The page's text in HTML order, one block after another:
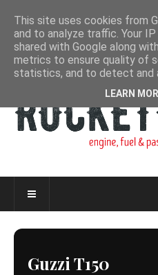
Guzzi T150
This site uses cookies from
and to analyze traffic. Your
shared with Google along
metrics to ensure quality of
statistics, and to detect and
LEARN